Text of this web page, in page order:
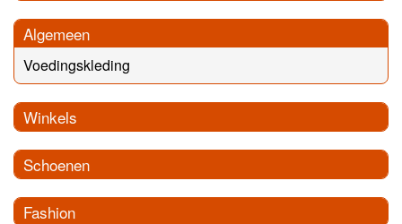
Algemeen
Voedingskleding
Winkels
Schoenen
Fashion